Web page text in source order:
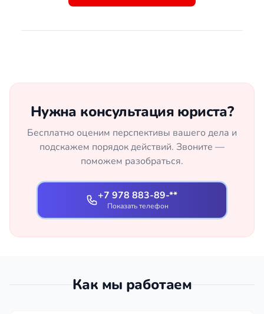
Нужна консультация юриста?
Бесплатно оценим перспективы вашего дела и
подскажем порядок действий. Звоните —
поможем разобраться.
+7 978 883-89-**
Показать телефон
Как мы работаем